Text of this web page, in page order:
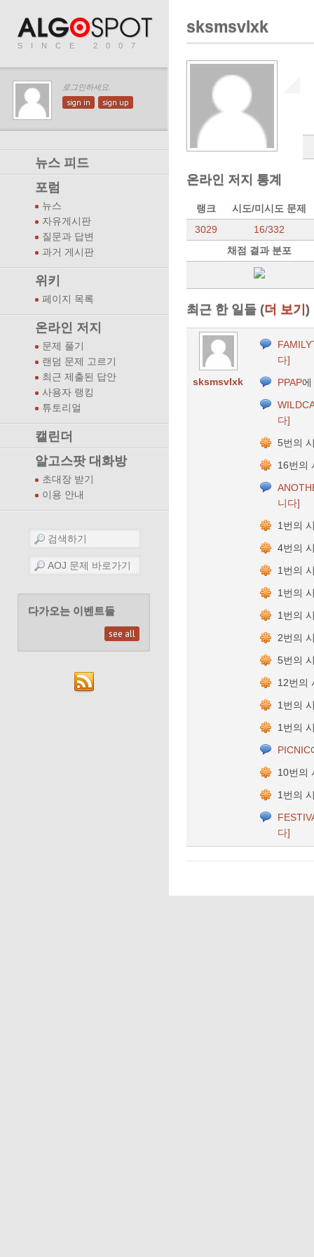
SINCE 2007
로그인하세요.
sign in sign up
뉴스 피드
포럼
뉴스
자유게시판
질문과 답변
과거 게시판
위키
페이지 목록
온라인 저지
문제 풀기
랜덤 문제 고르기
최근 제출된 답안
사용자 랭킹
튜토리얼
캘린더
알고스팟 대화방
초대장 받기
이용 안내
다가오는 이벤트들
see all
sksmsvlxk
온라인 저지 통계
랭크
시도/미시도 문제
3029
16/332
채점 결과 분포
최근 한 일들 (더 보기)
sksmsvlxk
다]
PPAP에
다]
5번의
16번의
니다]
1번의
4번의
1번의
1번의
1번의
2번의
5번의
12번의
1번의
1번의
PICNIC
10번의
1번의
다]